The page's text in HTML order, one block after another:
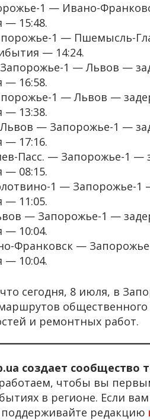
1 — Ивано-
— 15:48.
1 — Пшемысль-
— 14:24.
1 — Львов —
— 16:58.
1 — Львов —
— 13:38.
— Запорожье-1 —
— 17:16.
Пасс. — Запорожье-1 —
— 08:15.
1 — Запорожье-1
— 11:05.
— Запорожье-1 —
— 10:04.
Франковск —
— 10:04.
сегодня, 8 июля, в
общественного
и ремонтных работ.
создает сообщество
чтобы вы
в регионе. Если
редакцию